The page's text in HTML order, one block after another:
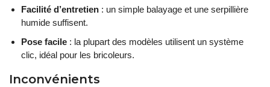
Facilité d’entretien : un simple balayage et une serpillière
humide suffisent.
Pose facile : la plupart des modèles utilisent un système
clic, idéal pour les bricoleurs.
Inconvénients